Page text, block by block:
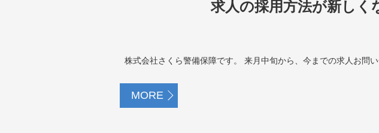
求人の採用方法が新しく
株式会社さくら警備保障です。 来月中旬から、今までの求人お問
MORE